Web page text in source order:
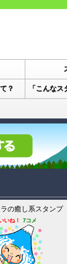
？ 「こんな
正義の味